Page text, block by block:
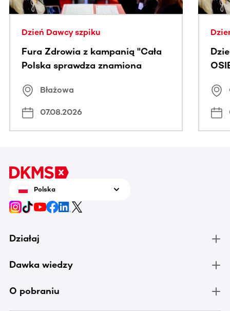
Dzień Dawcy szpiku
Fura Zdrowia z kampanią "Cała
Polska sprawdza znamiona
Błażowa
07.08.2026
Polska
Działaj
Dawka wiedzy
O pobraniu